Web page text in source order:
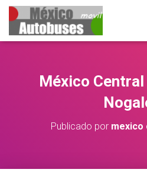
México
Publicado por mexico